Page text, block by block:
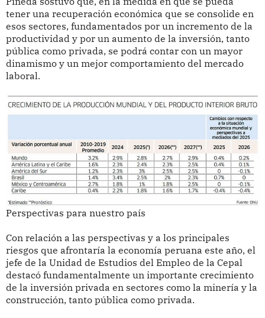
tener una recuperación económica que se consolide en
esos sectores, fundamentados por un incremento de la
productividad y por un aumento de la inversión, tanto
pública como privada, se podrá contar con un mayor
dinamismo y un mejor comportamiento del mercado
laboral.
Perspectivas para nuestro país
Con relación a las perspectivas y a los principales
riesgos que afrontaría la economía peruana este año, el
jefe de la Unidad de Estudios del Empleo de la Cepal
destacó fundamentalmente un importante crecimiento
de la inversión privada en sectores como la minería y la
construcción, tanto pública como privada.